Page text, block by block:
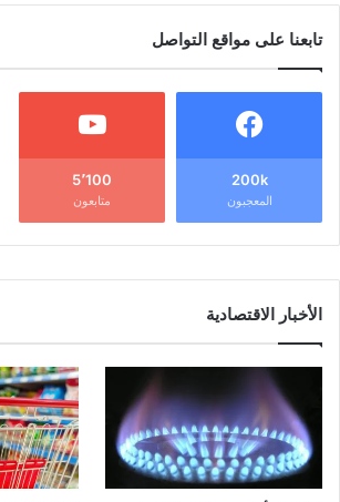
تابعنا على مواقع التواصل
200k
المعجبون
5٬100
متابعون
الأخبار الاقتصادية